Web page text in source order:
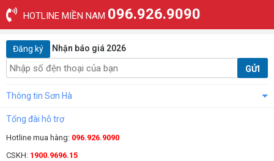
HOTLINE MIỀN NAM 096.926.9090
Đăng ký Nhận báo giá 2026
GỬI
Thông tin Sơn Hà
Tổng đài hỗ trợ
Hotline mua hàng: 096.926.9090
CSKH: 1900.9696.15